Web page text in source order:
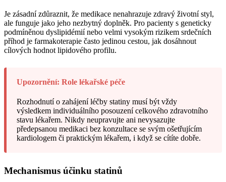
Je zásadní zdůraznit, že medikace nenahrazuje zdravý životní styl,
ale funguje jako jeho nezbytný doplněk. Pro pacienty s geneticky
podmíněnou dyslipidémií nebo velmi vysokým rizikem srdečních
příhod je farmakoterapie často jedinou cestou, jak dosáhnout
cílových hodnot lipidového profilu.
Upozornění: Role lékařské péče
Rozhodnutí o zahájení léčby statiny musí být vždy
výsledkem individuálního posouzení celkového zdravotního
stavu lékařem. Nikdy neupravujte ani nevysazujte
předepsanou medikaci bez konzultace se svým ošetřujícím
kardiologem či praktickým lékařem, i když se cítíte dobře.
Mechanismus účinku statinů